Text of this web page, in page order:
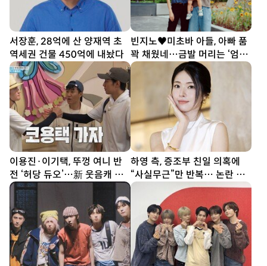
서장훈, 28억에 산 양재역 초
역세권 건물 450억에 내놨다
빈지노♥미초바 아들, 아빠 품
꽉 채웠네…금발 머리는 ‘엄마
판박이’
이용진·이기택, 뚜껑 여니 반
전 ‘허당 듀오’…新 웃음캐 등
극 (1박2일)
하영 측, 증조부 친일 의혹에
“사실무근”만 반복… 논란 키
우는 ‘영혼 없는’ 해명[SD이슈]